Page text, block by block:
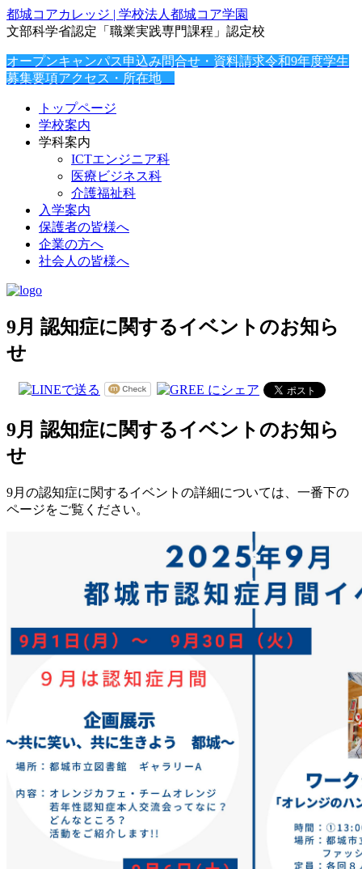
都城コアカレッジ | 学校法人都城コア学園
文部科学省認定「職業実践専門課程」認定校
オープンキャンパス申込み問合せ・資料請求令和9年度学生
募集要項アクセス・所在地
トップページ
学校案内
学科案内
ICTエンジニア科
医療ビジネス科
介護福祉科
入学案内
保護者の皆様へ
企業の方へ
社会人の皆様へ
9月 認知症に関するイベントのお知ら
せ
9月 認知症に関するイベントのお知ら
せ
9月の認知症に関するイベントの詳細については、一番下の
ページをご覧ください。